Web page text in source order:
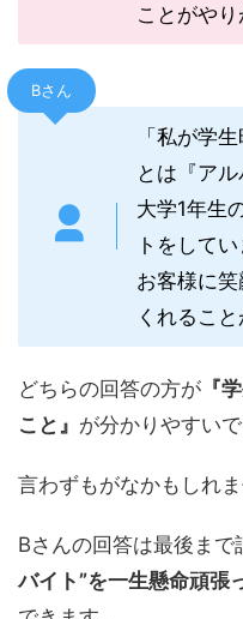
ことがやり
Bさん
「私が学
とは『ア
大学1年生
トをして
お客様に
くれるこ
どちらの回答の方が 『
こと』 が分かりやすい
言わずもがなかもしれま
Bさんの回答は最後まで
バイト”を一生懸命頑張